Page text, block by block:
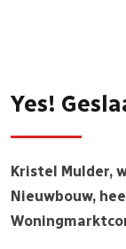
Yes!
Kristel Mulder,
Nieuwbouw,